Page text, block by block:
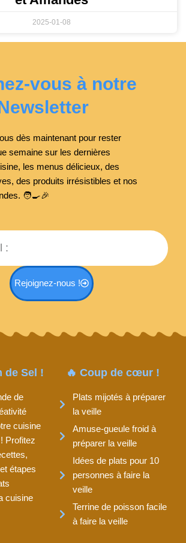
2025-01-08
vous à notre
dès maintenant pour rester
semaine sur les dernières
les menus délicieux, des
des produits irrésistibles et nos
🧑‍🍳🎉
Rejoignez-nous !
de Sel !
de
cuisine
Profitez
étapes
cuisine
🔥 Coup de cœur !
Plats mijotés à préparer
la veille
Amuse-gueule froid à
préparer la veille
Idées de plats pour 10
personnes à faire la
veille
Terrine de poisson facile
à faire la veille